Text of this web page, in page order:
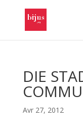
DIE
Avr 27, 2012